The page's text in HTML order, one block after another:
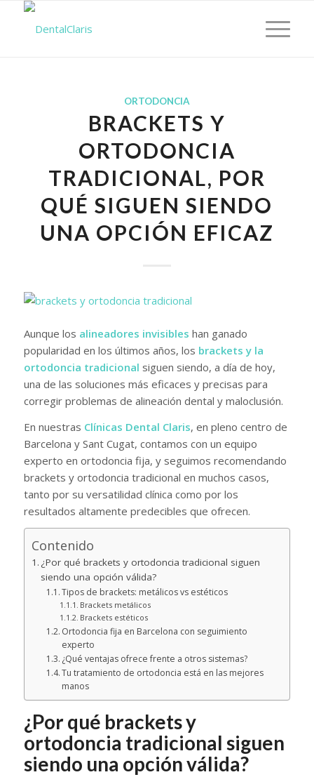
ORTODONCIA
BRACKETS Y
ORTODONCIA
TRADICIONAL, POR
QUÉ SIGUEN SIENDO
UNA OPCIÓN EFICAZ
Aunque los alineadores invisibles han ganado
popularidad en los últimos años, los brackets y la
ortodoncia tradicional siguen siendo, a día de hoy,
una de las soluciones más eficaces y precisas para
corregir problemas de alineación dental y maloclusión.
En nuestras Clínicas Dental Claris, en pleno centro de
Barcelona y Sant Cugat, contamos con un equipo
experto en ortodoncia fija, y seguimos recomendando
brackets y ortodoncia tradicional en muchos casos,
tanto por su versatilidad clínica como por los
resultados altamente predecibles que ofrecen.
Contenido
¿Por qué brackets y ortodoncia tradicional siguen
siendo una opción válida?
Tipos de brackets: metálicos vs estéticos
Brackets metálicos
Brackets estéticos
Ortodoncia fija en Barcelona con seguimiento
experto
¿Qué ventajas ofrece frente a otros sistemas?
Tu tratamiento de ortodoncia está en las mejores
manos
¿Por qué brackets y
ortodoncia tradicional siguen
siendo una opción válida?